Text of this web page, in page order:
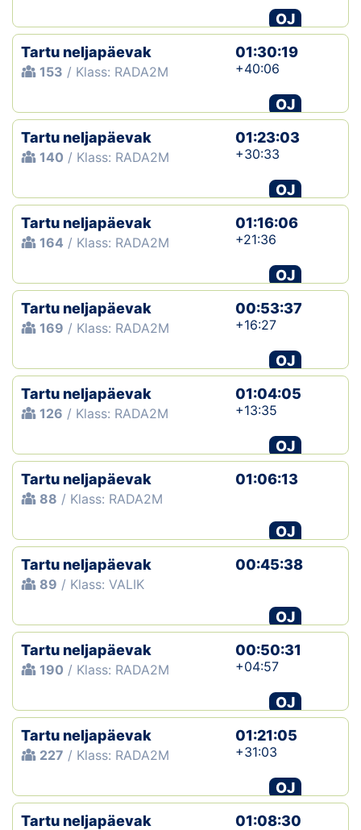
OJ
Tartu neljapäevak
153 / Klass: RADA2M
01:30:19
+40:06
OJ
Tartu neljapäevak
140 / Klass: RADA2M
01:23:03
+30:33
OJ
Tartu neljapäevak
164 / Klass: RADA2M
01:16:06
+21:36
OJ
Tartu neljapäevak
169 / Klass: RADA2M
00:53:37
+16:27
OJ
Tartu neljapäevak
126 / Klass: RADA2M
01:04:05
+13:35
OJ
Tartu neljapäevak
88 / Klass: RADA2M
01:06:13
OJ
Tartu neljapäevak
89 / Klass: VALIK
00:45:38
OJ
Tartu neljapäevak
190 / Klass: RADA2M
00:50:31
+04:57
OJ
Tartu neljapäevak
227 / Klass: RADA2M
01:21:05
+31:03
OJ
Tartu neljapäevak
01:08:30